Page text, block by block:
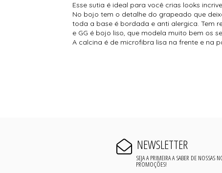
Esse sutia é ideal para você crias looks
No bojo tem o detalhe do grapeado que
toda a base é bordada e anti alergica. Tem
e GG é bojo liso, que modela muito bem os
A calcina é de microfibra lisa na frente e na
NEWSLETTER
SEJA A PRIMEIRA A SABER DE NOSSAS
PROMOÇÕES!